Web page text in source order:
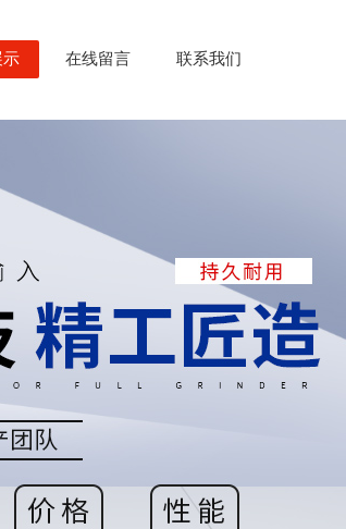
示 在线留言 联系我们